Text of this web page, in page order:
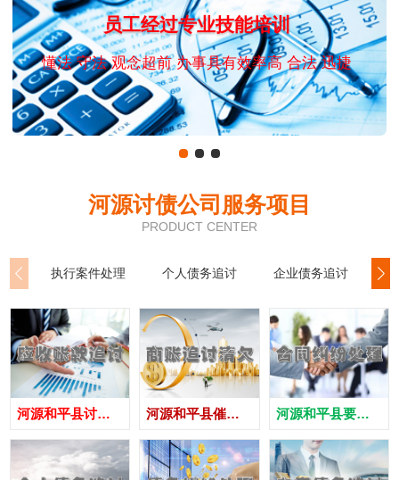
员工经过专业技能培训
懂法 守法 观念超前 办事具有效率高 合法 迅捷
河源讨债公司服务项目
PRODUCT CENTER
执行案件处理 个人债务追讨 企业债务追讨
河源和平县讨债公司 河源和平县催债公司 河源和平县要账公司